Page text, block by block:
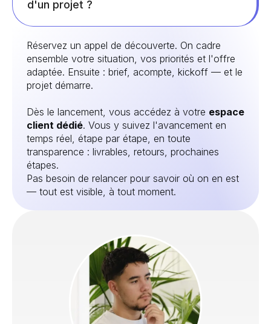
d'un projet ?
Réservez un appel de découverte. On cadre
ensemble votre situation, vos priorités et l'offre
adaptée. Ensuite : brief, acompte, kickoff — et le
projet démarre.
Dès le lancement, vous accédez à votre espace
client dédié. Vous y suivez l'avancement en
temps réel, étape par étape, en toute
transparence : livrables, retours, prochaines
étapes.
Pas besoin de relancer pour savoir où on en est
— tout est visible, à tout moment.